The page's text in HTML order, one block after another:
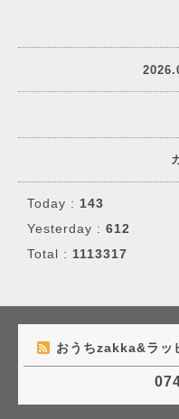
Today : 143
Yesterday : 612
Total : 1113317
おうちzakka&ラ